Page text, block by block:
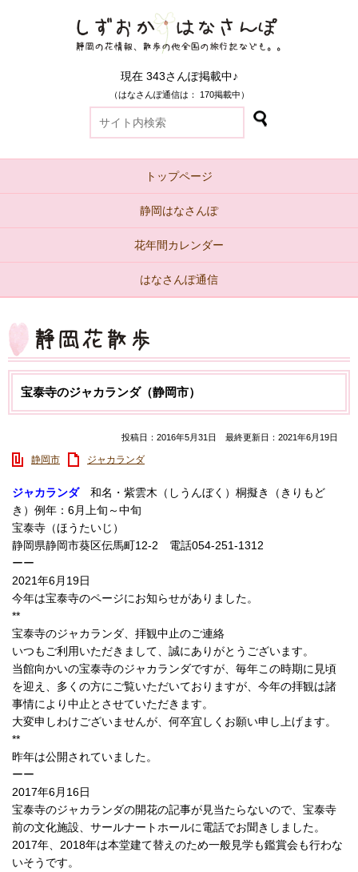
現在 343さんぽ掲載中♪
（はなさんぽ通信は： 170掲載中）
トップページ
静岡はなさんぽ
花年間カレンダー
はなさんぽ通信
宝泰寺のジャカランダ（静岡市）
投稿日：2016年5月31日 最終更新日：2021年6月19日
静岡市 ジャカランダ
ジャカランダ和名・紫雲木（しうんぼく）桐擬き（きりもど
き）例年：6月上旬～中旬
宝泰寺（ほうたいじ）
静岡県静岡市葵区伝馬町12-2 電話054-251-1312
ーー
2021年6月19日
今年は宝泰寺のページにお知らせがありました。
**
宝泰寺のジャカランダ、拝観中止のご連絡
いつもご利用いただきまして、誠にありがとうございます。
当館向かいの宝泰寺のジャカランダですが、毎年この時期に見頃
を迎え、多くの方にご覧いただいておりますが、今年の拝観は諸
事情により中止とさせていただきます。
大変申しわけございませんが、何卒宜しくお願い申し上げます。
**
昨年は公開されていました。
ーー
2017年6月16日
宝泰寺のジャカランダの開花の記事が見当たらないので、宝泰寺
前の文化施設、サールナートホールに電話でお聞きしました。
2017年、2018年は本堂建て替えのため一般見学も鑑賞会も行わな
いそうです。